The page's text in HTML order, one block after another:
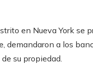
en Nueva York se
demandaron a los
su propiedad.